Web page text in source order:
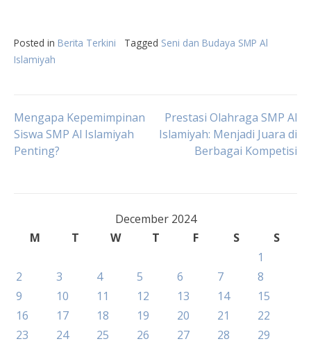
Posted in Berita Terkini Tagged Seni dan Budaya SMP Al
Islamiyah
Post
navigation
Mengapa Kepemimpinan
Siswa SMP Al Islamiyah
Penting?
Prestasi Olahraga SMP Al
Islamiyah: Menjadi Juara di
Berbagai Kompetisi
December 2024
M
T W T F S
S
1
2
3 4 5 6 7
8
9
10 11 12 13 14
15
16
17 18 19 20 21
22
23
24 25 26 27 28
29